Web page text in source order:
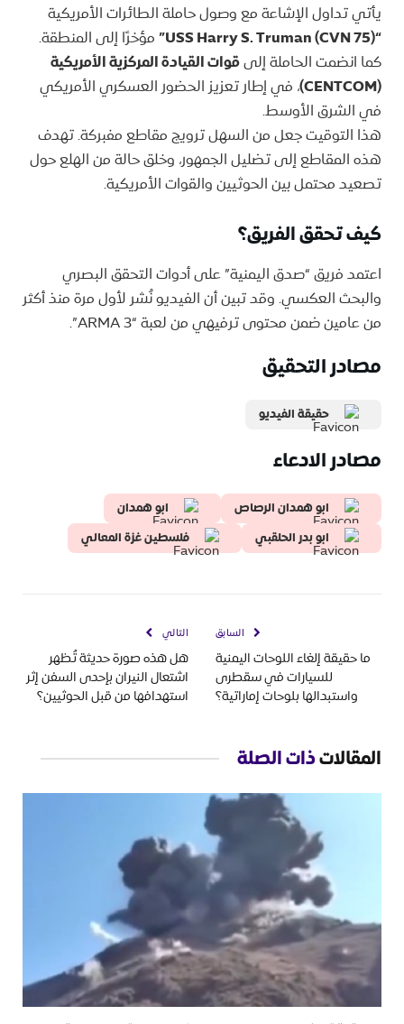
يأتي تداول الإشاعة مع وصول حاملة الطائرات الأمريكية
“USS Harry S. Truman (CVN 75)”
مؤخرًا إلى المنطقة.
كما انضمت الحاملة إلىقوات القيادة المركزية الأمريكية
(CENTCOM)
، في إطار تعزيز الحضور العسكري الأمريكي
في الشرق الأوسط.
هذا التوقيت جعل من السهل ترويج مقاطع مفبركة. تهدف
هذه المقاطع إلى تضليل الجمهور، وخلق حالة من الهلع حول
تصعيد محتمل بين الحوثيين والقوات الأمريكية.
كيف تحقق الفريق؟
اعتمد فريق “صدق اليمنية” على أدوات التحقق البصري
والبحث العكسي. وقد تبين أن الفيديو نُشر لأول مرة منذ أكثر
من عامين ضمن محتوى ترفيهي من لعبة “ARMA 3”.
مصادر التحقيق
حقيقة الفيديو
مصادر الادعاء
ابو همدان الرصاص
ابو همدان
ابو بدر الحلقبي
فلسطين غزة المعالي
السابق
ما حقيقة إلغاء اللوحات اليمنية
للسيارات في سقطرى
واستبدالها بلوحات إماراتية؟
التالي
هل هذه صورة حديثة تُظهر
اشتعال النيران بإحدى السفن إثر
استهدافها من قبل الحوثيين؟
المقالاتذات الصلة